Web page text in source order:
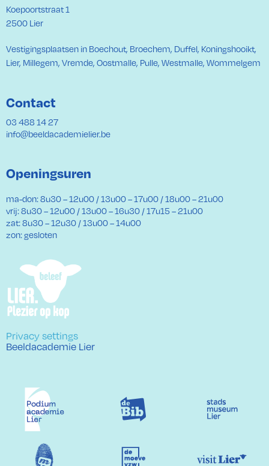
Koepoortstraat 1
2500 Lier
Vestigingsplaatsen in Boechout, Broechem, Duffel, Koningshooikt,
Lier, Millegem, Vremde, Oostmalle, Pulle, Westmalle, Wommelgem
Contact
03 488 14 27
info@beeldacademielier.be
Openingsuren
ma-don: 8u30 – 12u00 / 13u00 – 17u00 / 18u00 – 21u00
vrij: 8u30 – 12u00 / 13u00 – 16u30 / 17u15 – 21u00
zat: 8u30 – 12u30 / 13u00 – 14u00
zon: gesloten
Privacy settings
Beeldacademie Lier